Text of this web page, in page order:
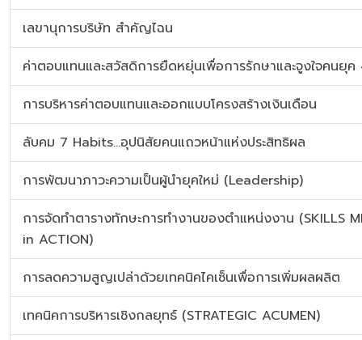
เลขานุการบริษัท สำคัญไฉน
ค่าตอบแทนและสวัสดิการยืดหยุ่นเพื่อการรักษาและจูงใจคนยุค
การบริหารค่าตอบแทนและออกแบบโครงสร้างเงินเดือน
ลับคม 7 Habits…อุปนิสัยคนแถวหน้าแห่งประสิทธิผล
การพัฒนาภาวะความเป็นผู้นำยุคใหม่ (Leadership)
การจัดทำตารางทักษะการทำงานของตำแหน่งงาน (SKILLS
in ACTION)
การลดความสูญเปล่าด้วยเทคนิคไคเซ็นเพื่อการเพิ่มผลผลิต
เทคนิคการบริหารเชิงกลยุทธ์ (STRATEGIC ACUMEN)